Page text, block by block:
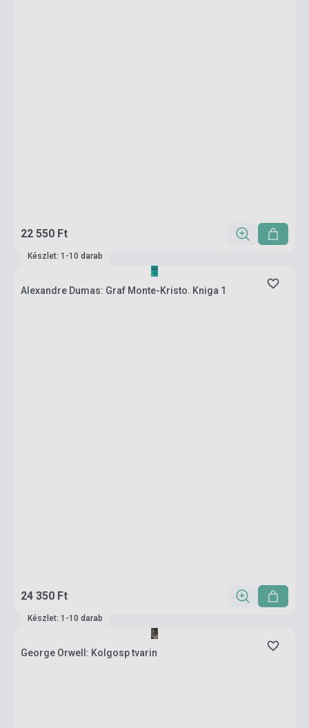
22 550 Ft
Készlet: 1-10 darab
Alexandre Dumas: Graf Monte-Kristo. Kniga 1
24 350 Ft
Készlet: 1-10 darab
George Orwell: Kolgosp tvarin